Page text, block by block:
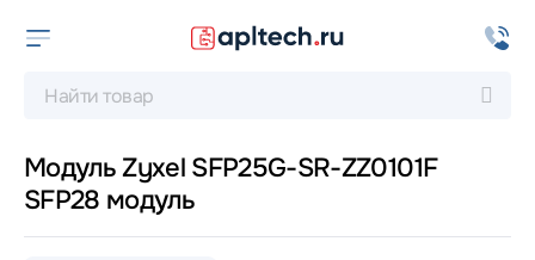
Модуль Zyxel SFP25G-SR-ZZ0101F
SFP28 модуль